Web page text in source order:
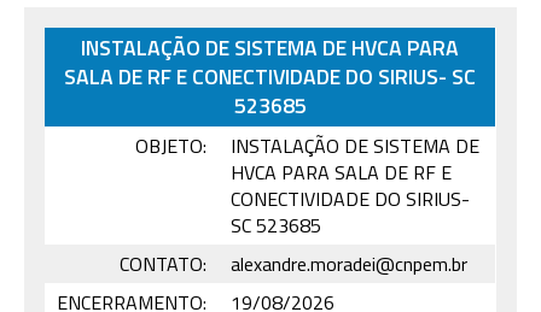
INSTALAÇÃO DE SISTEMA DE HVCA PARA
SALA DE RF E CONECTIVIDADE DO SIRIUS- SC
523685
OBJETO:
INSTALAÇÃO DE SISTEMA DE
HVCA PARA SALA DE RF E
CONECTIVIDADE DO SIRIUS-
SC 523685
CONTATO:
alexandre.moradei@cnpem.br
ENCERRAMENTO:
19/08/2026